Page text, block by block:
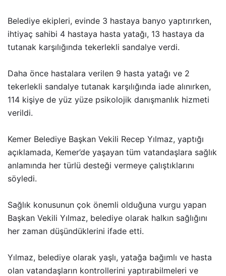
Belediye ekipleri, evinde 3 hastaya banyo yaptırırken,
ihtiyaç sahibi 4 hastaya hasta yatağı, 13 hastaya da
tutanak karşılığında tekerlekli sandalye verdi.
Daha önce hastalara verilen 9 hasta yatağı ve 2
tekerlekli sandalye tutanak karşılığında iade alınırken,
114 kişiye de yüz yüze psikolojik danışmanlık hizmeti
verildi.
Kemer Belediye Başkan Vekili Recep Yılmaz, yaptığı
açıklamada, Kemer’de yaşayan tüm vatandaşlara sağlık
anlamında her türlü desteği vermeye çalıştıklarını
söyledi.
Sağlık konusunun çok önemli olduğuna vurgu yapan
Başkan Vekili Yılmaz, belediye olarak halkın sağlığını
her zaman düşündüklerini ifade etti.
Yılmaz, belediye olarak yaşlı, yatağa bağımlı ve hasta
olan vatandaşların kontrollerini yaptırabilmeleri ve